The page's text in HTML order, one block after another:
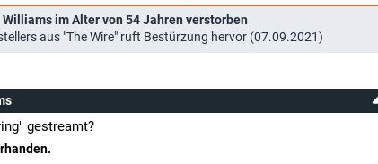
im Alter von 54 Jahren verstorben
aus "The Wire" ruft Bestürzung hervor (07.09.2021)
gestreamt?